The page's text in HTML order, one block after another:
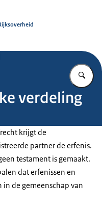
verdeling
krijgt de
partner de erfenis.
testament is gemaakt.
dat erfenissen en
de gemeenschap van